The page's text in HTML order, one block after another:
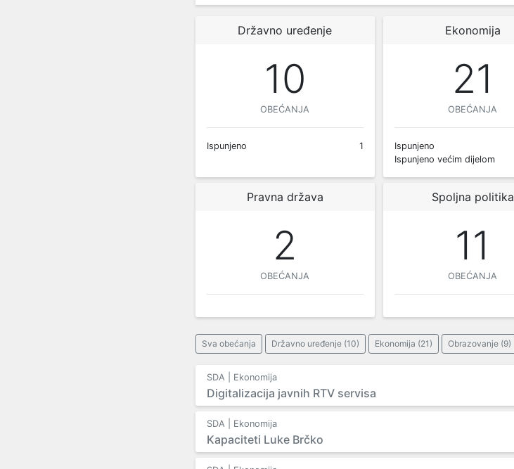
Državno uređenje
10
OBEĆANJA
Ispunjeno 1
Ekonomija
21
OBEĆANJA
Ispunjeno
Ispunjeno većim dijelom
Pravna država
2
OBEĆANJA
Spoljna politika
11
OBEĆANJA
Sva obećanja Državno uređenje (10) Ekonomija (21) Obrazovanje (9)
SDA | Ekonomija
Digitalizacija javnih RTV servisa
SDA | Ekonomija
Kapaciteti Luke Brčko